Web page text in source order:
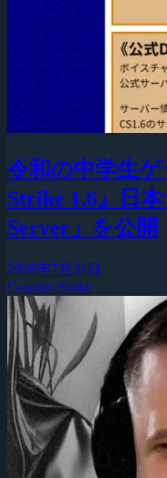
令和の中学生
Strike 1.6』日
Server」を公開
2026年7月31日
Counter-Strike